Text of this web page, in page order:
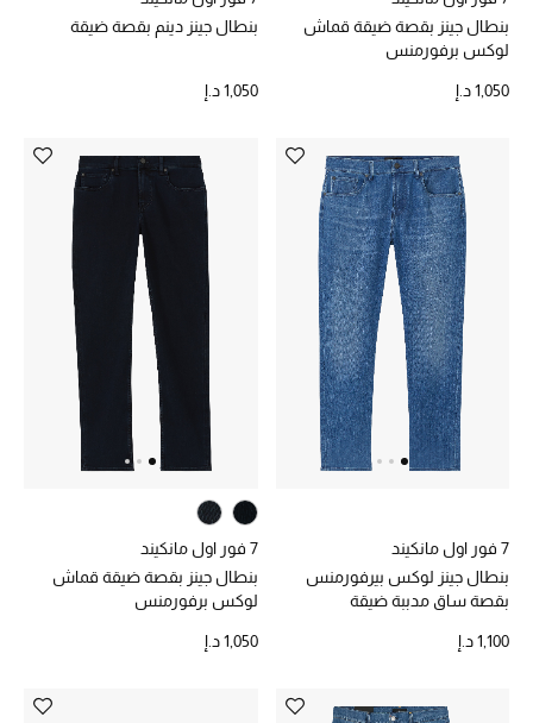
الهدايا
الموسم الجديد
ركن أناقة المنتجعات
هدايا للأطفال
تشكيلة مستلزمات الأطفال
مستلزمات الأطفال الرضع
مستلزمات البنات (2 - 14 سنة)
أبرز المصممين
العودة إلى المدرسة
بنطال جينز بقصة ضيقة قماش
لوكس برفورمنس
1,050 د.إ
بنطال جينز دينم بقصة ضيقة
1,050 د.إ
7 فور اول مانكيند
بنطال جينز لوكس بيرفورمنس
بقصة ساق مدببة ضيقة
1,100 د.إ
7 فور اول مانكيند
بنطال جينز بقصة ضيقة قماش
لوكس برفورمنس
1,050 د.إ